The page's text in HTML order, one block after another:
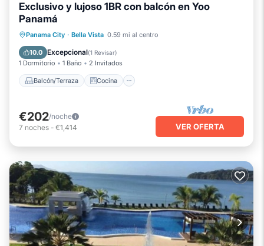
Exclusivo y lujoso 1BR con balcón en Yoo
Panamá
Panama City · Bella Vista 0.59 mi al centro
10.0 Excepcional(1 Revisar)
1 Dormitorio 1 Baño 2 Invitados
Balcón/Terraza Cocina
Balcón/Terraza
Cocina
Aire acondicionado
€202/noche
7 noches - €1,414 VER OFERTA